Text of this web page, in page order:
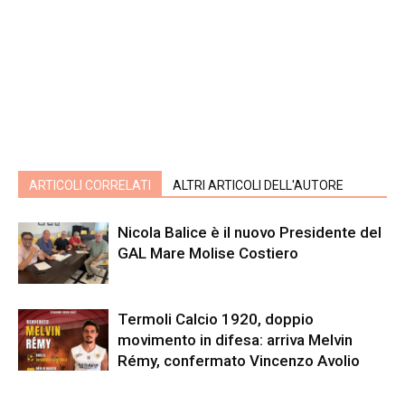
ARTICOLI CORRELATI ALTRI ARTICOLI DELL'AUTORE
Nicola Balice è il nuovo Presidente del
GAL Mare Molise Costiero
Termoli Calcio 1920, doppio
movimento in difesa: arriva Melvin
Rémy, confermato Vincenzo Avolio